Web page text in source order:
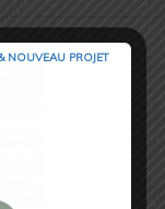
NOUVEAU PROJET